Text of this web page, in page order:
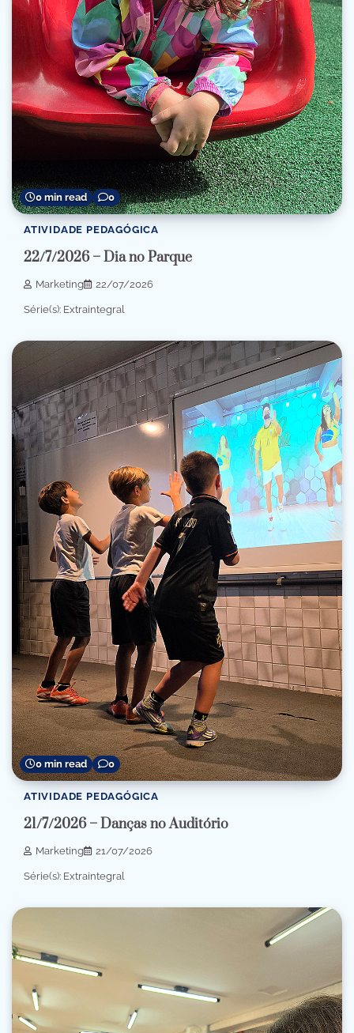
0 min read 0
ATIVIDADE PEDAGÓGICA
22/7/2026 – Dia no Parque
Marketing 22/07/2026
Série(s): Extraintegral
0 min read 0
ATIVIDADE PEDAGÓGICA
21/7/2026 – Danças no Auditório
Marketing 21/07/2026
Série(s): Extraintegral